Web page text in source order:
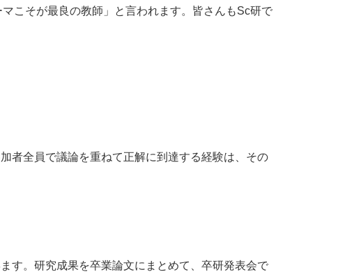
こそが最良の教師」と言われます。皆さんもSc研で
者全員で議論を重ねて正解に到達する経験は、その
す。研究成果を卒業論文にまとめて、卒研発表会で